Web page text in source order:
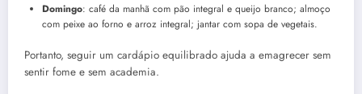
Domingo: café da manhã com pão integral e queijo branco; almoço
com peixe ao forno e arroz integral; jantar com sopa de vegetais.
Portanto, seguir um cardápio equilibrado ajuda a emagrecer sem
sentir fome e sem academia.